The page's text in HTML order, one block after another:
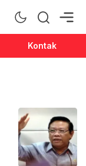
Kontak